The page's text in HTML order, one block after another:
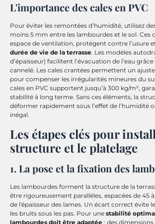
L'importance des cales en PVC
Pour éviter les remontées d’humidité, utilisez
moins 5 mm entre les lambourdes et le sol. Ces
espace de ventilation, protègent contre l’usure
durée de vie de la terrasse. Les modèles
d’épaisseur) facilitent l’évacuation de l’eau
cannelé. Les cales crantées permettent un
pour compenser les irrégularités mineures du
cales en PVC supportent jusqu’à 300 kg/m²,
stabilité à long terme. Sans ces éléments, la
déformer rapidement sous l’effet de l’humidité
inégal.
Les étapes clés pour
structure et le platelage
1. La pose et la fixation des
Les lambourdes forment la structure de la
être rigoureusement parallèles, espacées de 45
de l'épaisseur des lames. Un écart correct évite
les bruits sous les pas. Pour une stabilité
lambourdes doit être adaptée : des